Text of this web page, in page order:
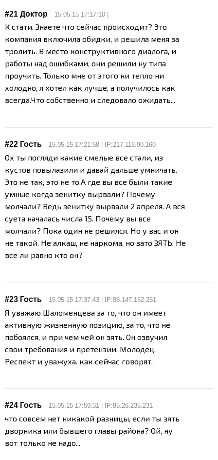
#21 Доктор 15.05.15 17:17:10 |
К стати. Знаете что сейчас происходит? Это
компания включила обидки, и решила меня за
тролить. В место конструктивного диалога, и
работы над ошибками, они решили ну типа
проучить. Только мне от этого ни тепло ни
холодно, я хотел как лучше, а получилось как
всегда.Что собственно и следовало ожидать...
#22 Гость 15.05.15 17:21:58 | IP:217.118.90.160
Ох ты погляди какие смелые все стали, из
кустов повылазили и давай дальше умничать.
Это не так, это не то.А где вы все были такие
умные когда зенитку вырвали? Почему
молчали? Ведь зенитку вырвали 2 апреля. А вся
суета началась числа 15. Почему вы все
молчали? Пока один не решился. Но у вас и он
не такой. Не алкаш, не наркома, но зато ЗЯТЬ. Не
все ли равно кто он?
#23 Гость 15.05.15 17:37:43 | IP:88.147.152.251
Я уважаю Шаломенцева за то, что он имеет
активную жизненную позицию, за то, что не
побоялся, и при чем чей он зять. Он озвучил
свои требования и претензии. Молодец.
Респект и уважуха. как сейчас говорят.
#24 Гость 15.05.15 17:59:31 | IP:85.26.235.231
что совсем нет никакой разницы, если ты зять
дворника или бывшего главы района? Ой, ну
вот только не надо...